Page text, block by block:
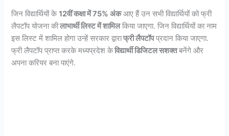
जिन विद्यार्थियों के12वीं कक्षा में 75% अंकआए हैं उन सभी विद्यार्थियों को फ्री
लैपटॉप योजना कीलाभार्थी लिस्ट में शामिलकिया जाएगा. जिन विद्यार्थियों का नाम
इस लिस्ट में शामिल होगा उन्हें सरकार द्वाराफ्री लैपटॉपप्रदान किया जाएगा.
फ्री लैपटॉप प्राप्त करके मध्यप्रदेश केविद्यार्थी डिजिटल सशक्तबनेंगे और
अपना करियर बना पाएंगे.